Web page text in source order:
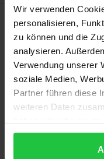
Wir verwenden
personalisieren,
zu können und die
analysieren.
Verwendung unserer
soziale Medien,
Partner führen diese
weiteren Daten
gesammelt haben.
Beschreibung
Haben wir ein
vor allem wenn sie
handeln, so dass
Autonomieverlust
Das Werk